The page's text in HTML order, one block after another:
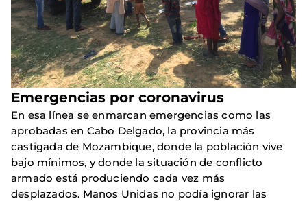
Emergencias por coronavirus
En esa línea se enmarcan emergencias como las
aprobadas en Cabo Delgado, la provincia más
castigada de Mozambique, donde la población vive
bajo mínimos, y donde la situación de conflicto
armado está produciendo cada vez más
desplazados. Manos Unidas no podía ignorar las